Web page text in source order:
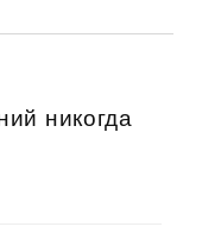
никогда